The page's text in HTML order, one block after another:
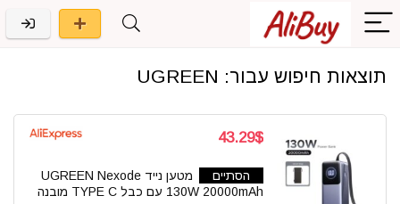
תוצאות חיפוש עבור:
43.29$
הסתיים
מטען נייד UGREEN Nexode
130W 20000mAh עם כבל TYPE C מובנה